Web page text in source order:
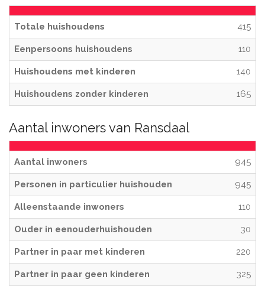
Totale huishoudens 415
Eenpersoons huishoudens 110
Huishoudens met kinderen 140
Huishoudens zonder kinderen 165
Aantal inwoners van Ransdaal
Aantal inwoners 945
Personen in particulier huishouden 945
Alleenstaande inwoners 110
Ouder in eenouderhuishouden 30
Partner in paar met kinderen 220
Partner in paar geen kinderen 325